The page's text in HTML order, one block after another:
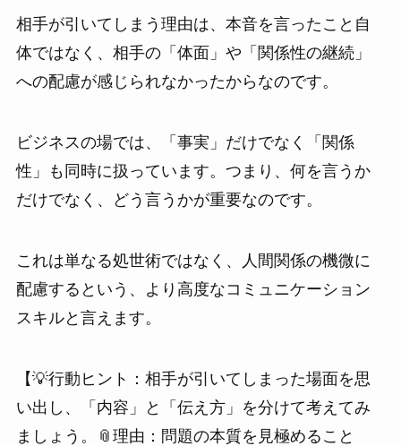
相手が引いてしまう理由は、本音を言ったこと自
体ではなく、相手の「体面」や「関係性の継続」
への配慮が感じられなかったからなのです。
ビジネスの場では、「事実」だけでなく「関係
性」も同時に扱っています。つまり、何を言うか
だけでなく、どう言うかが重要なのです。
これは単なる処世術ではなく、人間関係の機微に
配慮するという、より高度なコミュニケーション
スキルと言えます。
【💡行動ヒント：相手が引いてしまった場面を思
い出し、「内容」と「伝え方」を分けて考えてみ
ましょう。📎理由：問題の本質を見極めること